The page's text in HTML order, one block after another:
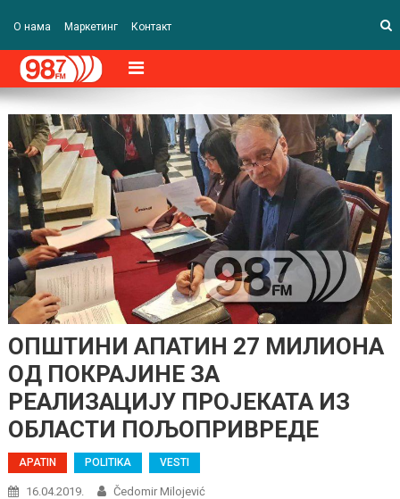
О нама Маркетинг Контакт
ОПШТИНИ АПАТИН 27 МИЛИОНА
ОД ПОКРАЈИНЕ ЗА
РЕАЛИЗАЦИЈУ ПРОЈЕКАТА ИЗ
ОБЛАСТИ ПОЉОПРИВРЕДЕ
APATIN POLITIKA VESTI
16.04.2019. Čedomir Milojević